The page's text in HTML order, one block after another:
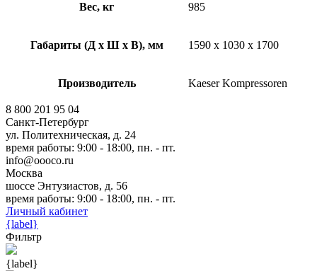
Вес, кг 985
Габариты (Д х Ш х В), мм 1590 x 1030 x 1700
Производитель Kaeser Kompressoren
8 800 201 95 04
Санкт-Петербург
ул. Политехническая, д. 24
время работы: 9:00 - 18:00, пн. - пт.
info@oooco.ru
Москва
шоссе Энтузиастов, д. 56
время работы: 9:00 - 18:00, пн. - пт.
Личный кабинет
{label}
Фильтр
{label}